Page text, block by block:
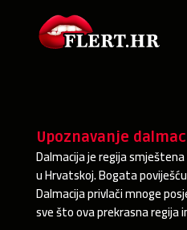
Upoznavanje
Dalmacija je regija
u Hrvatskoj. Bogata
Dalmacija privlači mnoge
sve što ova prekrasna regija